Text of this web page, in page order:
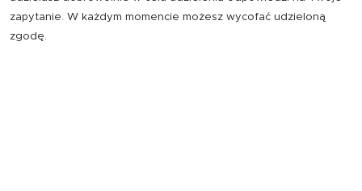
zapytanie. W każdym momencie możesz wycofać udzieloną
zgodę.